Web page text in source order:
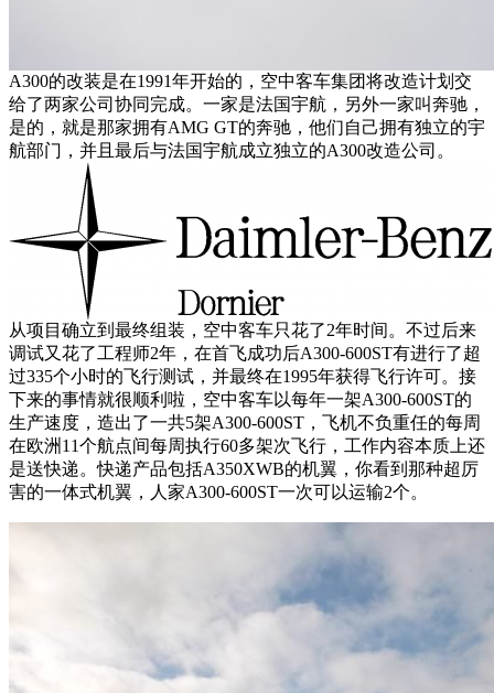
A300的改装是在1991年开始的，空中客车集团将改造计划交
给了两家公司协同完成。一家是法国宇航，另外一家叫奔驰，
是的，就是那家拥有AMG GT的奔驰，他们自己拥有独立的宇
航部门，并且最后与法国宇航成立独立的A300改造公司。
从项目确立到最终组装，空中客车只花了2年时间。不过后来
调试又花了工程师2年，在首飞成功后A300-600ST有进行了超
过335个小时的飞行测试，并最终在1995年获得飞行许可。接
下来的事情就很顺利啦，空中客车以每年一架A300-600ST的
生产速度，造出了一共5架A300-600ST，飞机不负重任的每周
在欧洲11个航点间每周执行60多架次飞行，工作内容本质上还
是送快递。快递产品包括A350XWB的机翼，你看到那种超厉
害的一体式机翼，人家A300-600ST一次可以运输2个。